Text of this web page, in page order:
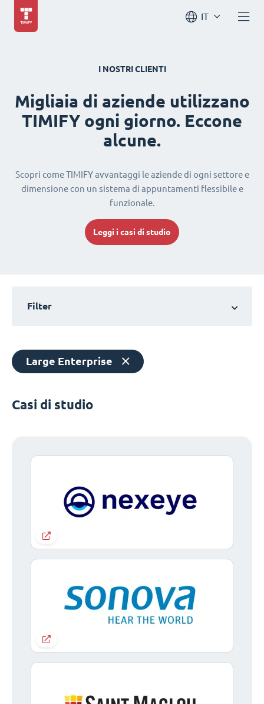
IT
I NOSTRI CLIENTI
Migliaia di aziende utilizzano
TIMIFY ogni giorno. Eccone
alcune.
Scopri come TIMIFY avvantaggi le aziende di ogni settore e
dimensione con un sistema di appuntamenti flessibile e
funzionale.
Leggi i casi di studio
Filter
Large Enterprise
Casi di studio